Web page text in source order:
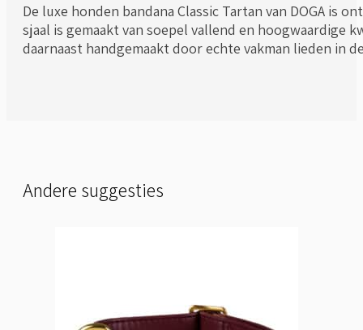
De luxe honden bandana Classic Tartan van DOGA
sjaal is gemaakt van soepel vallend en hoogwaardige
daarnaast handgemaakt door echte vakman lieden in
Andere suggesties